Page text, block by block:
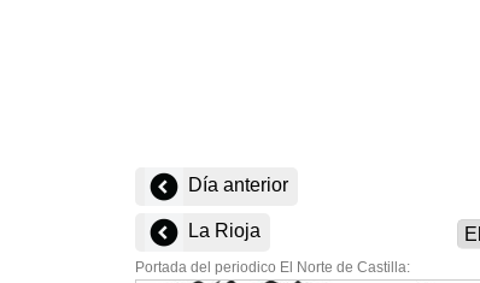
Día anterior
La Rioja
Portada del periodico El Norte de Castilla: